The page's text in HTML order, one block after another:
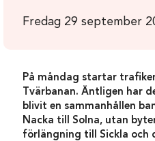
Fredag 29 september
På måndag startar
Tvärbanan. Äntligen har
blivit en sammanhållen
Nacka till Solna, utan
förlängning till Sickla och